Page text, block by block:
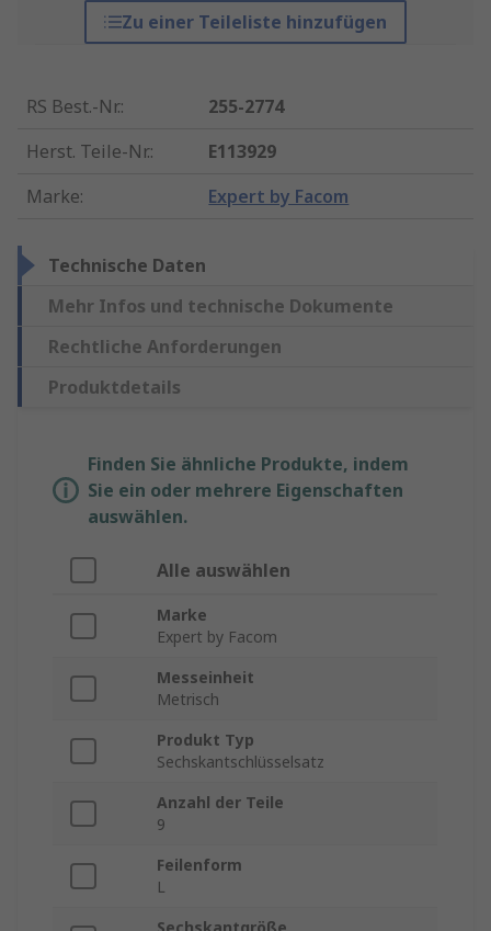
Zu einer Teileliste hinzufügen
RS Best.-Nr.:
255-2774
Herst. Teile-Nr.:
E113929
Marke: Expert by Facom
Technische Daten
Mehr Infos und technische Dokumente
Rechtliche Anforderungen
Produktdetails
Finden Sie ähnliche Produkte, indem
Sie ein oder mehrere Eigenschaften
auswählen.
Alle auswählen
Marke
Expert by Facom
Messeinheit
Metrisch
Produkt Typ
Sechskantschlüsselsatz
Anzahl der Teile
9
Feilenform
L